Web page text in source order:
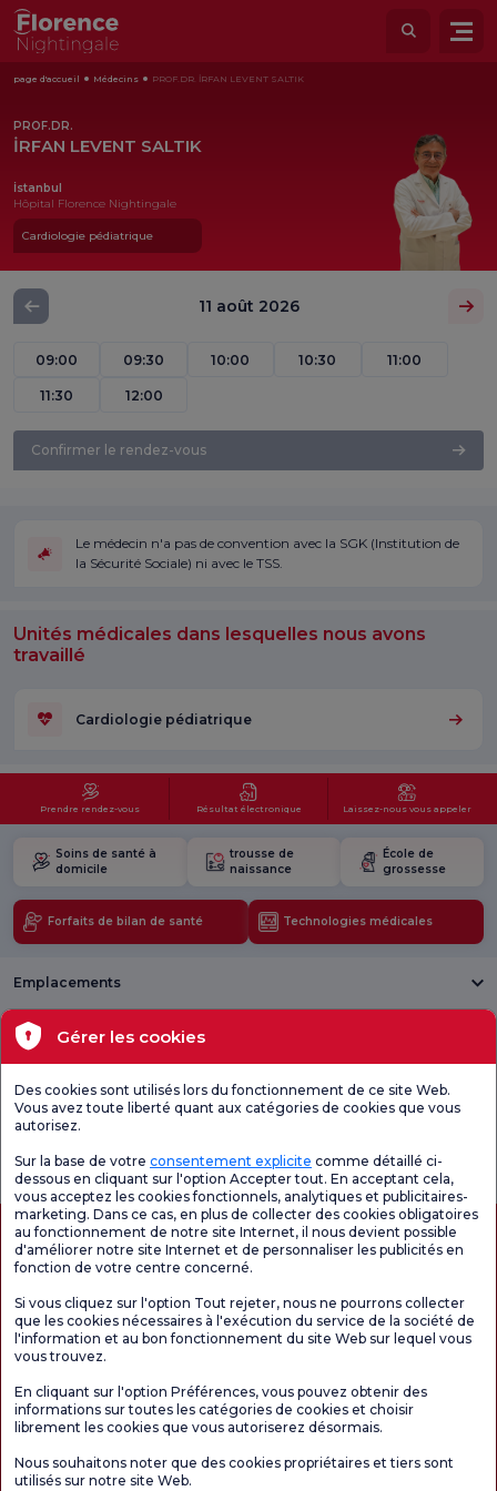
page d'accueil Médecins PROF.DR. İRFAN LEVENT SALTIK
PROF.DR.
İRFAN LEVENT SALTIK
İstanbul
Hôpital Florence Nightingale
Cardiologie pédiatrique
11 août 2026
09:00 09:30 10:00 10:30 11:00
11:30 12:00
Confirmer le rendez-vous
Le médecin n'a pas de convention avec la SGK (Institution de
la Sécurité Sociale) ni avec le TSS.
Unités médicales dans lesquelles nous avons
travaillé
Cardiologie pédiatrique
Prendre rendez-vous Résultat électronique Laissez-nous vous appeler
Soins de santé à
domicile
trousse de
naissance
École de
grossesse
Forfaits de bilan de santé Technologies médicales
Emplacements
Santé actuelle
Unités médicales
générale de
satisfaction
questionnaire de
satisfaction.
satisfaction sur
les promotions
Le contenu de cette page est fourni à titre informatif uniquement. N'hésitez pas à
consulter votre médecin pour obtenir un diagnostic et un traitement.
Gérer les cookies
Des cookies sont utilisés lors du fonctionnement de ce site Web.
Vous avez toute liberté quant aux catégories de cookies que vous
autorisez.
Sur la base de votre consentement explicite comme détaillé ci-
dessous en cliquant sur l'option Accepter tout. En acceptant cela,
vous acceptez les cookies fonctionnels, analytiques et publicitaires-
marketing. Dans ce cas, en plus de collecter des cookies obligatoires
au fonctionnement de notre site Internet, il nous devient possible
d'améliorer notre site Internet et de personnaliser les publicités en
fonction de votre centre concerné.
Si vous cliquez sur l'option Tout rejeter, nous ne pourrons collecter
que les cookies nécessaires à l'exécution du service de la société de
l'information et au bon fonctionnement du site Web sur lequel vous
vous trouvez.
En cliquant sur l'option Préférences, vous pouvez obtenir des
informations sur toutes les catégories de cookies et choisir
librement les cookies que vous autoriserez désormais.
Nous souhaitons noter que des cookies propriétaires et tiers sont
utilisés sur notre site Web.